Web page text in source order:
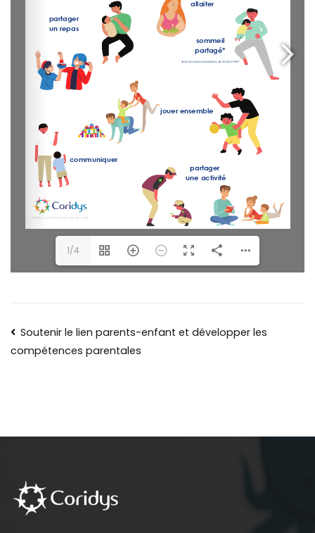
1/4
Soutenir le lien parents-enfant et développer les
compétences parentales